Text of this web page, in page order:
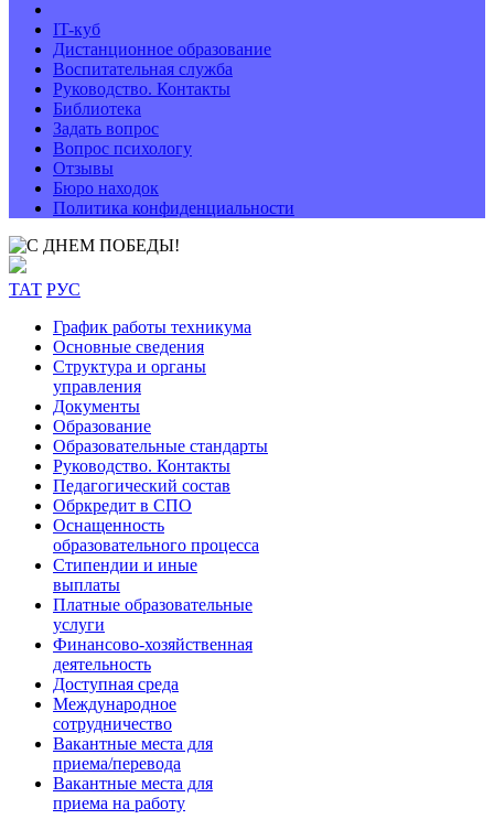
IT-куб
Дистанционное образование
Воспитательная служба
Руководство. Контакты
Библиотека
Задать вопрос
Вопрос психологу
Отзывы
Бюро находок
Политика конфиденциальности
ТАТ РУС
График работы техникума
Основные сведения
Структура и органы
управления
Документы
Образование
Образовательные стандарты
Руководство. Контакты
Педагогический состав
Обркредит в СПО
Оснащенность
образовательного процесса
Стипендии и иные
выплаты
Платные образовательные
услуги
Финансово-хозяйственная
деятельность
Доступная среда
Международное
сотрудничество
Вакантные места для
приема/перевода
Вакантные места для
приема на работу